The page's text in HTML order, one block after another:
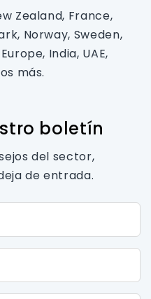
Zealand, France,
Norway, Sweden,
India, UAE,
más.
boletín
del sector,
de entrada.